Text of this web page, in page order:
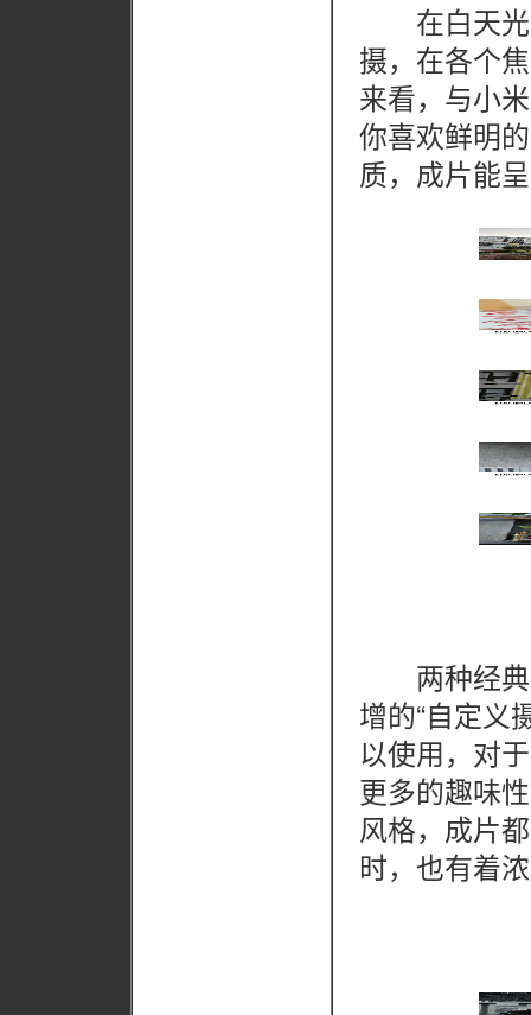
在白天光
摄，在各个
来看，与小
你喜欢鲜明
质，成片能
两种经典
增的“自定义
以使用，对
更多的趣味
风格，成片
时，也有着